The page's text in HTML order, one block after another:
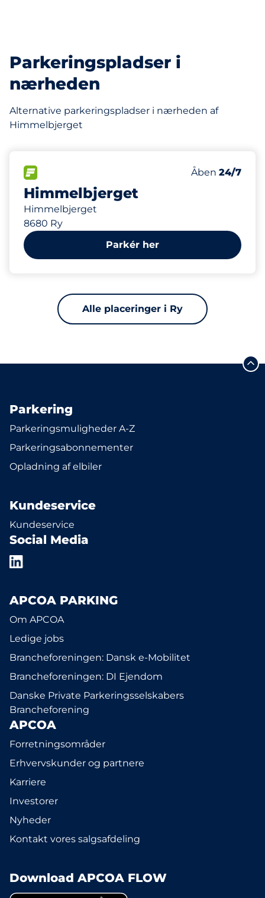
Parkeringspladser i
nærheden
Alternative parkeringspladser i nærheden af
Himmelbjerget
Himmelbjerget
Himmelbjerget
8680 Ry
Antal
Antal pladser
130
Lørdag
Åben 24/7
Parkér her
Alle placeringer i Ry
Parkering
Parkeringsmuligheder A-Z
Parkeringsabonnementer
Opladning af elbiler
Kundeservice
Kundeservice
Social Media
APCOA PARKING
Om APCOA
Ledige jobs
Brancheforeningen: Dansk e-Mobilitet
Brancheforeningen: DI Ejendom
Danske Private Parkeringsselskabers
Brancheforening
APCOA
Forretningsområder
Erhvervskunder og partnere
Karriere
Investorer
Nyheder
Kontakt vores salgsafdeling
Download APCOA FLOW